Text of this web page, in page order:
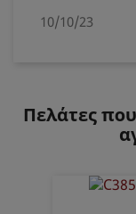
10/10/23
Πελάτες